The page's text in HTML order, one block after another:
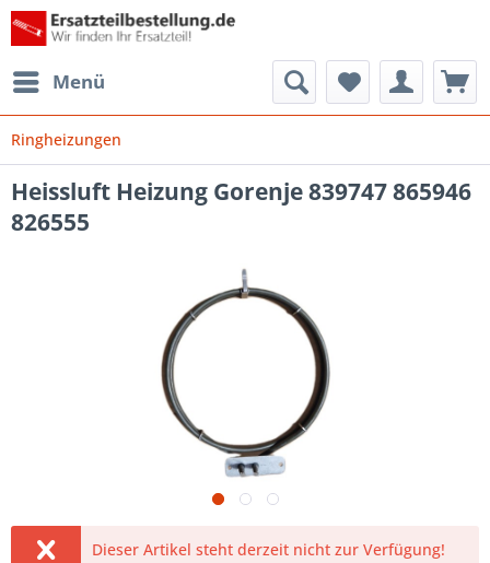
Menü
Ringheizungen
Heissluft Heizung Gorenje 839747 865946
826555
Dieser Artikel steht derzeit nicht zur Verfügung!